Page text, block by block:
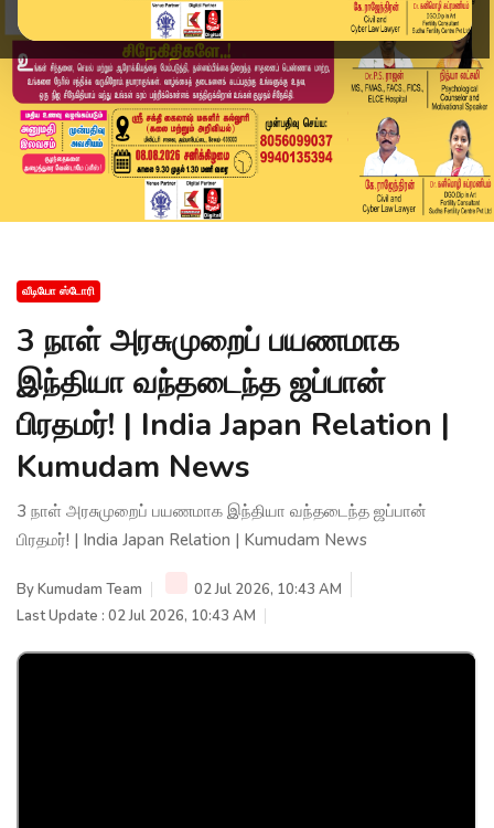
வீடியோ ஸ்டோரி
3 நாள் அரசுமுறைப் பயணமாக
இந்தியா வந்தடைந்த ஜப்பான்
பிரதமர்! | India Japan Relation |
Kumudam News
3 நாள் அரசுமுறைப் பயணமாக இந்தியா வந்தடைந்த ஜப்பான்
பிரதமர்! | India Japan Relation | Kumudam News
ByKumudam Team
02 Jul 2026, 10:43 AM
Last Update : 02 Jul 2026, 10:43 AM